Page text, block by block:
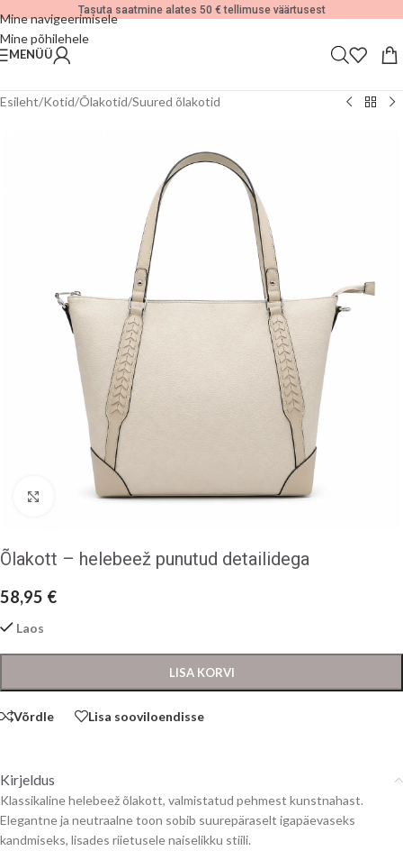
Mine navigeerimisele
Mine põhilehele
Tasuta saatmine alates 50 € tellimuse väärtusest
MENÜÜ
Esileht/Kotid/Õlakotid/Suured õlakotid
Klõpsake suurendamiseks
Õlakott – helebeež punutud detailidega
58,95 €
Laos
LISA KORVI
Võrdle Lisa sooviloendisse
Kirjeldus
Klassikaline helebeež õlakott, valmistatud pehmest kunstnahast.
Elegantne ja neutraalne toon sobib suurepäraselt igapäevaseks
kandmiseks, lisades riietusele naiselikku stiili.